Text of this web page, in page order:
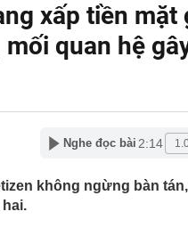
đang trở lại trên thị trường chứng
ăn cà tím mỗi ngày để chữa tiểu
gì thế?"
Tết 2027, nghe tên ai cũng quả
kín suốt 15 năm trên iPhone
trời đang được dùng theo 1 cách
có khả năng tích tụ kim loại nặng,
xấp tiền mặt
quan hệ
Nghe đọc bài 2:14
không ngừng bàn